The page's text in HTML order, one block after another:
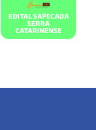
EDITAL SAPECADA
SERRA
CATARINENSE